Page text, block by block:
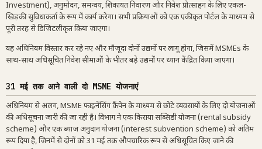
Investment), अनुमोदन, समन्वय, शिकायत निवारण और निवेश प्रोत्साहन के लिए एकल-
खिड़की सुविधाकर्ता के रूप में कार्य करेगा। सभी प्रक्रियाओं को एक एकीकृत पोर्टल के माध्यम से
पूरी तरह से डिजिटलीकृत किया जाएगा।
यह अधिनियम विस्तार कर रहे नए और मौजूदा दोनों उद्यमों पर लागू होगा, जिसमें MSMEs के
साथ-साथ अधिसूचित निवेश सीमाओं के भीतर बड़े उद्यमों पर ध्यान केंद्रित किया जाएगा।
31 मई तक आने वाली दो MSME योजनाएं
अधिनियम से अलग, MSME फाइनेंसिंग कैंपेन के माध्यम से छोटे व्यवसायों के लिए दो योजनाओं
की अधिसूचना जारी की जा रही है। विभाग ने एक किराया सब्सिडी योजना (rental subsidy
scheme) और एक ब्याज अनुदान योजना (interest subvention scheme) को अंतिम
रूप दिया है, जिनमें से दोनों को 31 मई तक औपचारिक रूप से अधिसूचित किए जाने की